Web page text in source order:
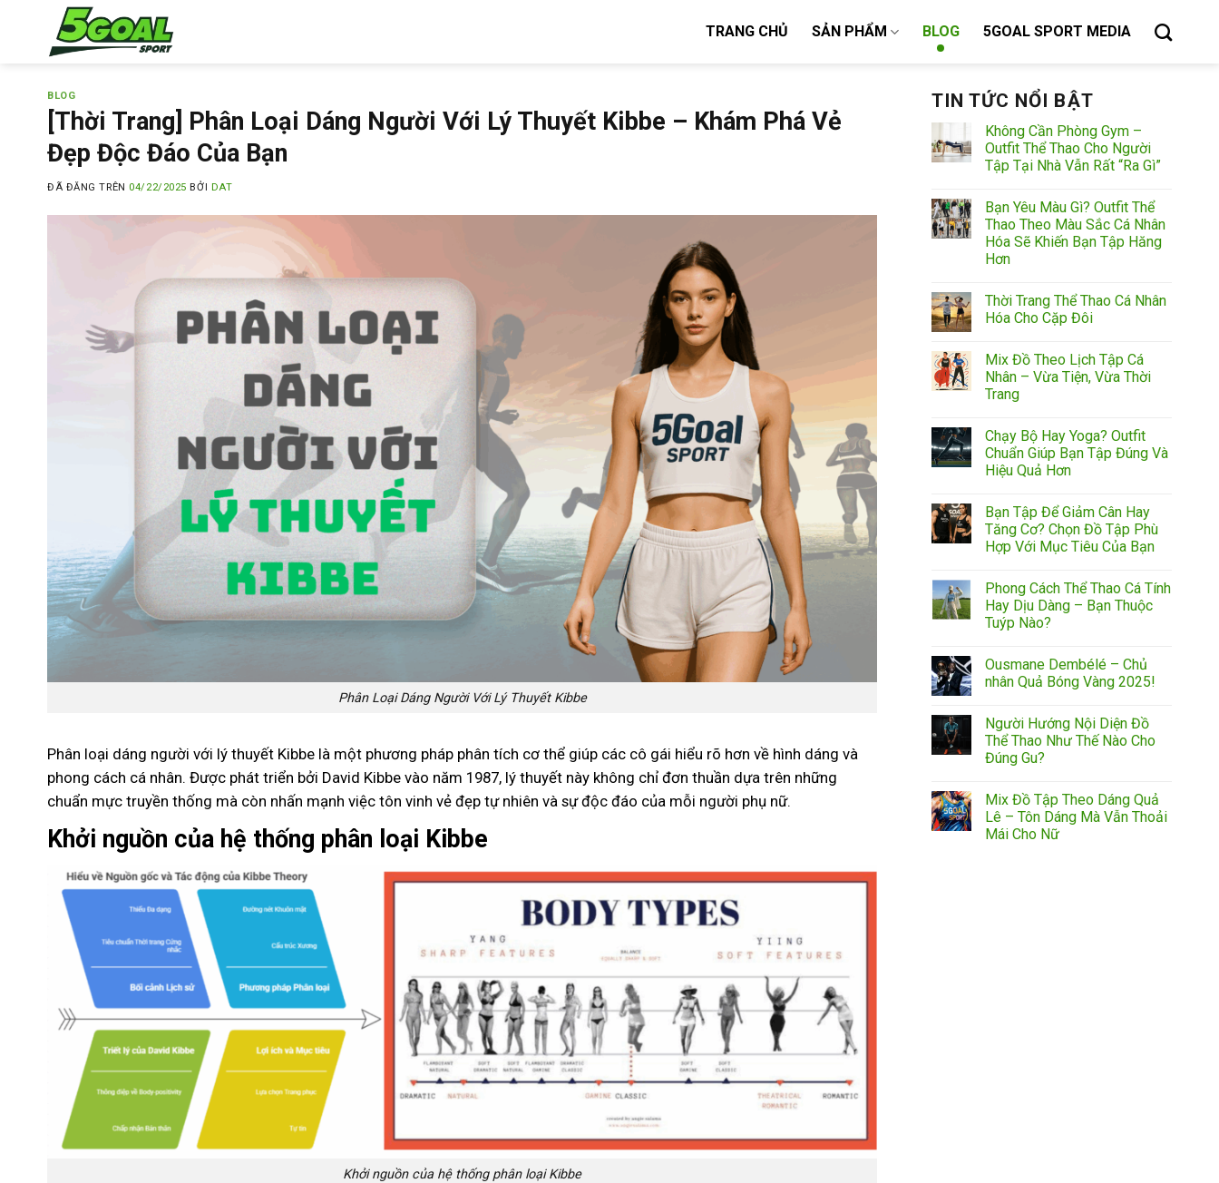
TRANG CHỦ SẢN PHẨM BLOG 5GOAL SPORT MEDIA
BLOG
[Thời Trang] Phân Loại Dáng Người Với Lý Thuyết Kibbe – Khám Phá Vẻ
Đẹp Độc Đáo Của Bạn
ĐÃ ĐĂNG TRÊN 04/22/2025 BỞI DAT
Phân Loại Dáng Người Với Lý Thuyết Kibbe
Phân loại dáng người với lý thuyết Kibbe là một phương pháp phân tích cơ thể giúp các cô gái hiểu rõ hơn về hình dáng và
phong cách cá nhân. Được phát triển bởi David Kibbe vào năm 1987, lý thuyết này không chỉ đơn thuần dựa trên những
chuẩn mực truyền thống mà còn nhấn mạnh việc tôn vinh vẻ đẹp tự nhiên và sự độc đáo của mỗi người phụ nữ.
Khởi nguồn của hệ thống phân loại Kibbe
Khởi nguồn của hệ thống phân loại Kibbe
TIN TỨC NỔI BẬT
Không Cần Phòng Gym –
Outfit Thể Thao Cho Người
Tập Tại Nhà Vẫn Rất “Ra Gì”
Bạn Yêu Màu Gì? Outfit Thể
Thao Theo Màu Sắc Cá Nhân
Hóa Sẽ Khiến Bạn Tập Hăng
Hơn
Thời Trang Thể Thao Cá Nhân
Hóa Cho Cặp Đôi
Mix Đồ Theo Lịch Tập Cá
Nhân – Vừa Tiện, Vừa Thời
Trang
Chạy Bộ Hay Yoga? Outfit
Chuẩn Giúp Bạn Tập Đúng Và
Hiệu Quả Hơn
Bạn Tập Để Giảm Cân Hay
Tăng Cơ? Chọn Đồ Tập Phù
Hợp Với Mục Tiêu Của Bạn
Phong Cách Thể Thao Cá Tính
Hay Dịu Dàng – Bạn Thuộc
Tuýp Nào?
Ousmane Dembélé – Chủ
nhân Quả Bóng Vàng 2025!
Người Hướng Nội Diện Đồ
Thể Thao Như Thế Nào Cho
Đúng Gu?
Mix Đồ Tập Theo Dáng Quả
Lê – Tôn Dáng Mà Vẫn Thoải
Mái Cho Nữ